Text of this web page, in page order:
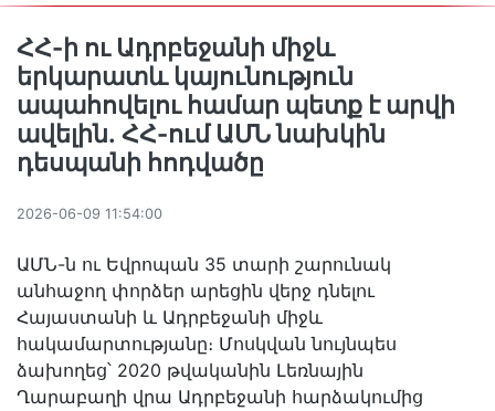
ՀՀ-ի ու Ադրբեջանի միջև
երկարատև կայունություն
ապահովելու համար պետք է արվի
ավելին․ ՀՀ-ում ԱՄՆ նախկին
դեսպանի հոդվածը
2026-06-09 11:54:00
ԱՄՆ-ն ու Եվրոպան 35 տարի շարունակ
անհաջող փորձեր արեցին վերջ դնելու
Հայաստանի և Ադրբեջանի միջև
հակամարտությանը։ Մոսկվան նույնպես
ձախողեց՝ 2020 թվականին Լեռնային
Ղարաբաղի վրա Ադրբեջանի հարձակումից